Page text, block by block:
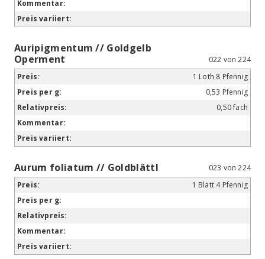
Auripigmentum // Goldgelb
Operment
022 von 224
1 Loth 8 Pfennig
0,53 Pfennig
0,50 fach
Aurum foliatum // Goldblättl
023 von 224
1 Blatt 4 Pfennig